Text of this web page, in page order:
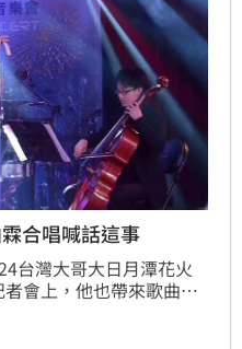
合唱喊話這事
台灣大哥大日月潭花火
會上，他也帶來歌曲
要與艾薇一同演繹多達